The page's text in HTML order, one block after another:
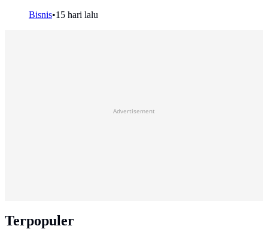
Bisnis•15 hari lalu
Advertisement
Terpopuler